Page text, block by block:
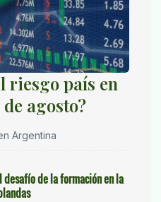
riesgo país en
agosto?
Argentina
desafío de la formación en la